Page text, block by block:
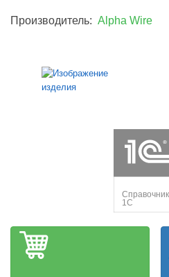
Производитель: Alpha Wire